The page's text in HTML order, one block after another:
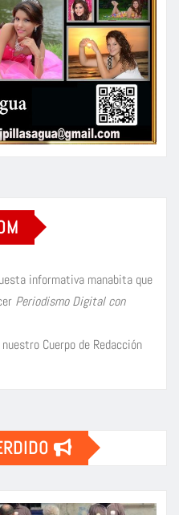
informativa manabita que
Periodismo Digital con
Cuerpo de Redacción